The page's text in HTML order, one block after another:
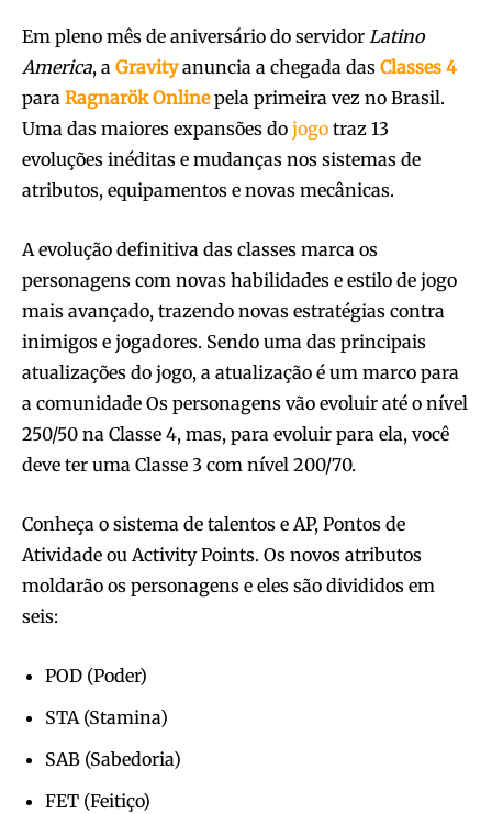
Em pleno mês de aniversário do servidor Latino
America, a Gravityanuncia a chegada das Classes 4
para Ragnarök Onlinepela primeira vez no Brasil.
Uma das maiores expansões do jogo traz 13
evoluções inéditas e mudanças nos sistemas de
atributos, equipamentos e novas mecânicas.
A evolução definitiva das classes marca os
personagens com novas habilidades e estilo de jogo
mais avançado, trazendo novas estratégias contra
inimigos e jogadores. Sendo uma das principais
atualizações do jogo, a atualização é um marco para
a comunidade Os personagens vão evoluir até o nível
250/50 na Classe 4, mas, para evoluir para ela, você
deve ter uma Classe 3 com nível 200/70.
Conheça o sistema de talentos e AP, Pontos de
Atividade ou Activity Points. Os novos atributos
moldarão os personagens e eles são divididos em
seis:
POD (Poder)
STA (Stamina)
SAB (Sabedoria)
FET (Feitiço)